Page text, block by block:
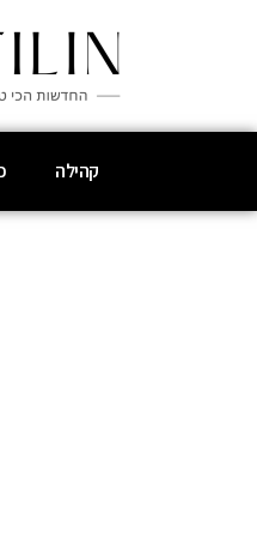
קהילה